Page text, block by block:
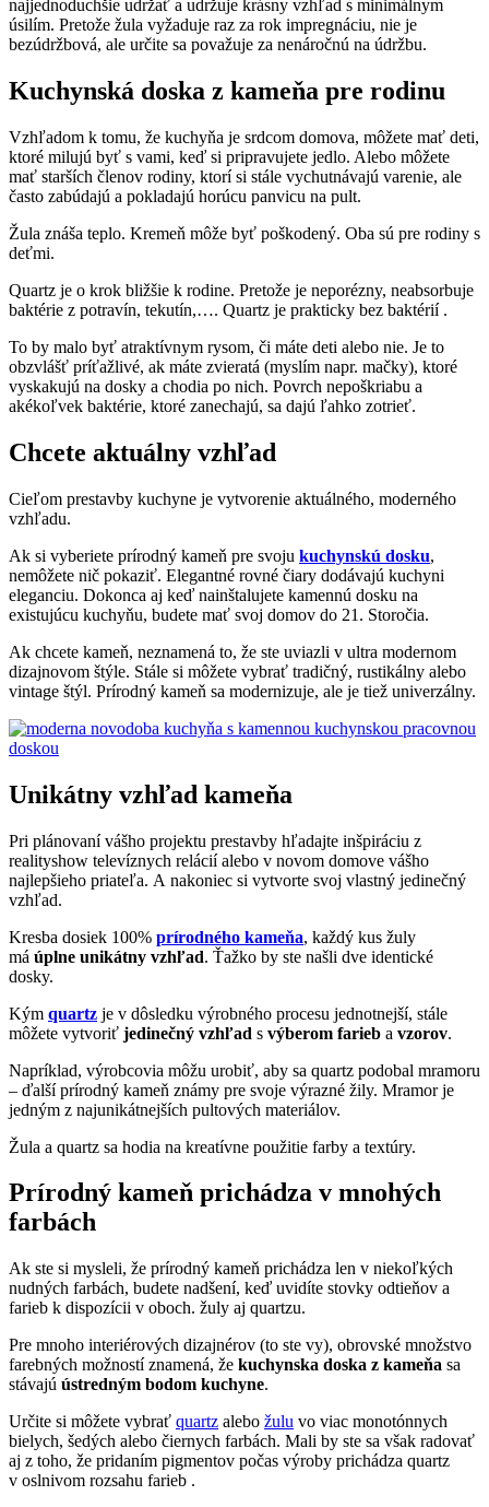
najjednoduchšie udržať a udržuje krásny vzhľad s minimálnym
úsilím. Pretože žula vyžaduje raz za rok impregnáciu, nie je
bezúdržbová, ale určite sa považuje za nenáročnú na údržbu.
Kuchynská doska z kameňa pre rodinu
Vzhľadom k tomu, že kuchyňa je srdcom domova, môžete mať deti,
ktoré milujú byť s vami, keď si pripravujete jedlo. Alebo môžete
mať starších členov rodiny, ktorí si stále vychutnávajú varenie, ale
často zabúdajú a pokladajú horúcu panvicu na pult.
Žula znáša teplo. Kremeň môže byť poškodený. Oba sú pre rodiny s
deťmi.
Quartz je o krok bližšie k rodine. Pretože je neporézny, neabsorbuje
baktérie z potravín, tekutín,…. Quartz je prakticky bez baktérií .
To by malo byť atraktívnym rysom, či máte deti alebo nie. Je to
obzvlášť príťažlivé, ak máte zvieratá (myslím napr. mačky), ktoré
vyskakujú na dosky a chodia po nich. Povrch nepoškriabu a
akékoľvek baktérie, ktoré zanechajú, sa dajú ľahko zotrieť.
Chcete aktuálny vzhľad
Cieľom prestavby kuchyne je vytvorenie aktuálného, ​​moderného
vzhľadu.
Ak si vyberiete prírodný kameň pre svoju kuchynskú dosku,
nemôžete nič pokaziť. Elegantné rovné čiary dodávajú kuchyni
eleganciu. Dokonca aj keď nainštalujete kamennú dosku na
existujúcu kuchyňu, budete mať svoj domov do 21. Storočia.
Ak chcete kameň, neznamená to, že ste uviazli v ultra modernom
dizajnovom štýle. Stále si môžete vybrať tradičný, rustikálny alebo
vintage štýl. Prírodný kameň sa modernizuje, ale je tiež univerzálny.
Unikátny vzhľad kameňa
Pri plánovaní vášho projektu prestavby hľadajte inšpiráciu z
realityshow televíznych relácií alebo v novom domove vášho
najlepšieho priateľa. A nakoniec si vytvorte svoj vlastný jedinečný
vzhľad.
Kresba dosiek 100% prírodného kameňa, každý kus žuly
má úplne unikátny vzhľad. Ťažko by ste našli dve identické
dosky.
Kým quartz je v dôsledku výrobného procesu jednotnejší, stále
môžete vytvoriť jedinečný vzhľad s výberom farieb a vzorov.
Napríklad, výrobcovia môžu urobiť, aby sa quartz podobal mramoru
– ďalší prírodný kameň známy pre svoje výrazné žily. Mramor je
jedným z najunikátnejších pultových materiálov.
Žula a quartz sa hodia na kreatívne použitie farby a textúry.
Prírodný kameň prichádza v mnohých
farbách
Ak ste si mysleli, že prírodný kameň prichádza len v niekoľkých
nudných farbách, budete nadšení, keď uvidíte stovky odtieňov a
farieb k dispozícii v oboch. žuly aj quartzu.
Pre mnoho interiérových dizajnérov (to ste vy), obrovské množstvo
farebných možností znamená, že kuchynska doska z kameňa sa
stávajú ústredným bodom kuchyne.
Určite si môžete vybrať quartz alebo žulu vo viac monotónnych
bielych, šedých alebo čiernych farbách. Mali by ste sa však radovať
aj z toho, že pridaním pigmentov počas výroby prichádza quartz
v oslnivom rozsahu farieb .